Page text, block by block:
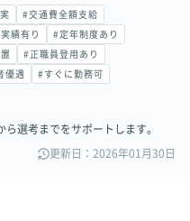
#交通費全額支給
績有り #定年制度あり
#正職員登用あり
優遇 #すぐに勤務可
選考までをサポートします。
更新日：2026年01月30日